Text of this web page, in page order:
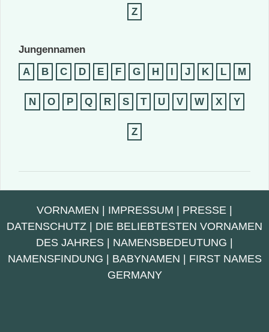
Z
Jungennamen
A
B C D E F G H I J K L M
N O P Q R S T U V W X Y
Z
VORNAMEN | IMPRESSUM | PRESSE |
DATENSCHUTZ | DIE BELIEBTESTEN VORNAMEN
DES JAHRES | NAMENSBEDEUTUNG |
NAMENSFINDUNG | BABYNAMEN | FIRST NAMES
GERMANY